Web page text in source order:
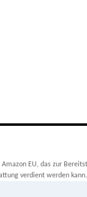
EU, das zur
verdient werden kann.